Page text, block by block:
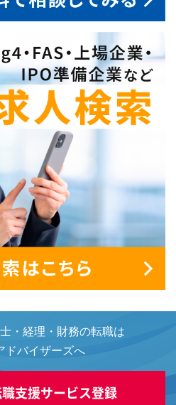
・経理・財務の転職は
ドバイザーズへ
支援サービス登録